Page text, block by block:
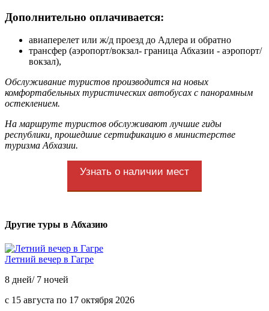
Дополнительно оплачивается:
авиаперелет или ж/д проезд до Адлера и обратно
трансфер (аэропорт/вокзал- граница Абхазии - аэропорт/
вокзал),
Обслуживание туристов производится на новых
комфортабельных туристических автобусах с панорамным
остеклением.
На маршруте туристов обслуживают лучшие гиды
республики, прошедшие сертификацию в министерстве
туризма Абхазии.
Узнать о наличии мест
Другие туры в Абхазию
Летний вечер в Гагре
8 дней/ 7 ночей
с 15 августа по 17 октября 2026